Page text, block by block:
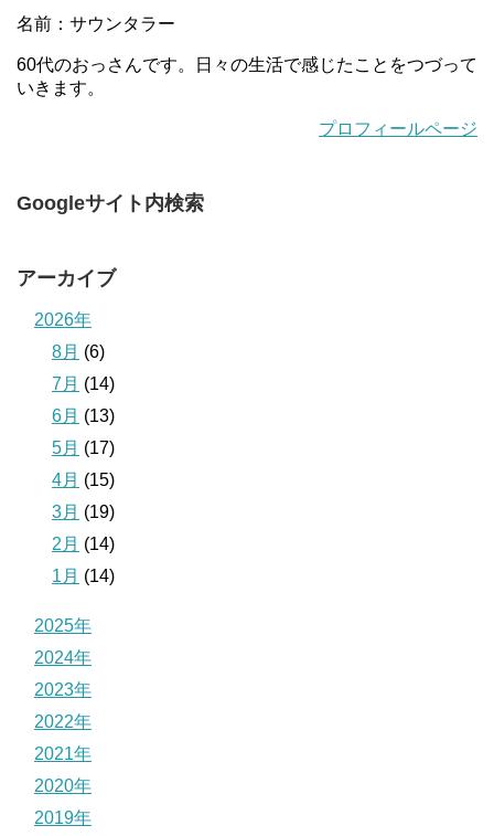
名前：サウンタラー
60代のおっさんです。日々の生活で感じたことをつづって
いきます。
プロフィールページ
Googleサイト内検索
アーカイブ
2026年
8月 (6)
7月 (14)
6月 (13)
5月 (17)
4月 (15)
3月 (19)
2月 (14)
1月 (14)
2025年
2024年
2023年
2022年
2021年
2020年
2019年